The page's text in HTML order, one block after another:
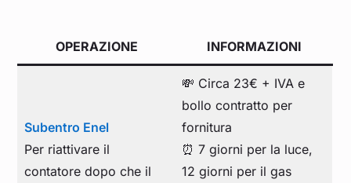
OPERAZIONE INFORMAZIONI
Subentro Enel
Per riattivare il
contatore dopo che il
💸 Circa 23€ + IVA e
bollo contratto per
fornitura
⏰ 7 giorni per la luce,
12 giorni per il gas